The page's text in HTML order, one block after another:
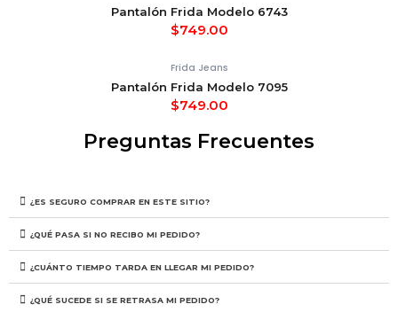
Pantalón Frida Modelo 6743
$749.00
Frida Jeans
Pantalón Frida Modelo 7095
$749.00
Preguntas Frecuentes
¿ES SEGURO COMPRAR EN ESTE SITIO?
¿QUÉ PASA SI NO RECIBO MI PEDIDO?
¿CUÁNTO TIEMPO TARDA EN LLEGAR MI PEDIDO?
¿QUÉ SUCEDE SI SE RETRASA MI PEDIDO?